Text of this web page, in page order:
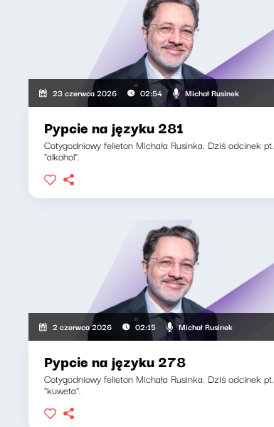
23 czerwca 2026 02:54 Michał Rusinek
Pypcie na języku 281
Cotygodniowy felieton Michała Rusinka. Dziś odcinek pt.
"alkohol".
2 czerwca 2026 02:15 Michał Rusinek
Pypcie na języku 278
Cotygodniowy felieton Michała Rusinka. Dziś odcinek pt.
"kuweta".